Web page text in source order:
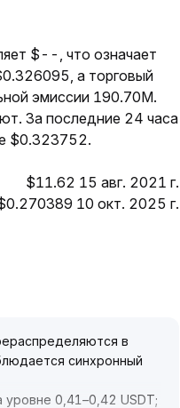
$--, что означает
а торговый
эмиссии 190.70M.
За последние 24 часа
$0.323752.
$11.62 15 авг. 2021 г.
10 окт. 2025 г.
в
синхронный
уровне 0,41–0,42 USDT;